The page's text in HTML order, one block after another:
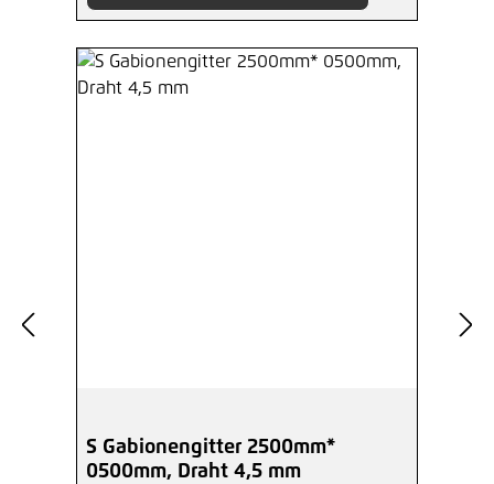
S Gabionengitter 2500mm*
0500mm, Draht 4,5 mm